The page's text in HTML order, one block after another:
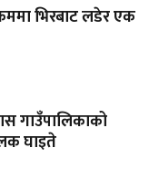
भिरबाट लडेर एक
गाउँपालिकाको
घाइते